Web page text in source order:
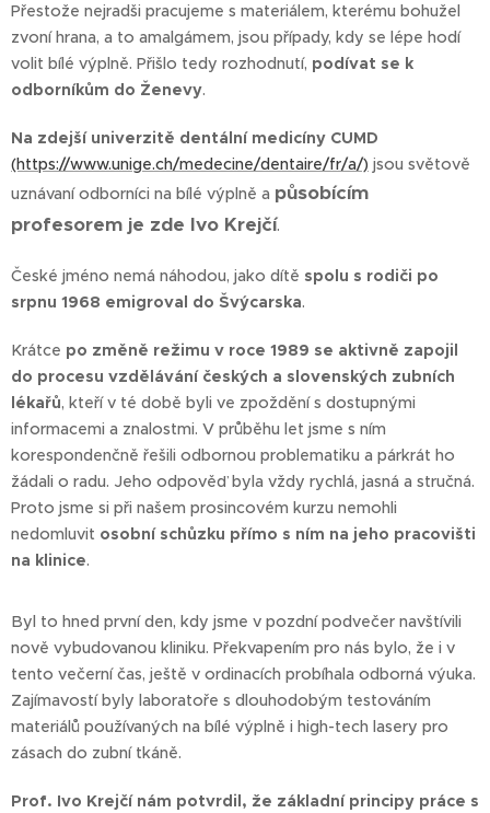
Přestože nejradši pracujeme s materiálem, kterému bohužel
zvoní hrana, a to amalgámem, jsou případy, kdy se lépe hodí
volit bílé výplně. Přišlo tedy rozhodnutí, podívat se k
odborníkům do Ženevy.
Na zdejší univerzitě dentální medicíny CUMD
(https://www.unige.ch/medecine/dentaire/fr/a/) jsou světově
uznávaní odborníci na bílé výplně a působícím
profesorem je zde Ivo Krejčí.
České jméno nemá náhodou, jako dítě spolu s rodiči po
srpnu 1968 emigroval do Švýcarska.
Krátce po změně režimu v roce 1989 se aktivně zapojil
do procesu vzdělávání českých a slovenských zubních
lékařů, kteří v té době byli ve zpoždění s dostupnými
informacemi a znalostmi. V průběhu let jsme s ním
korespondenčně řešili odbornou problematiku a párkrát ho
žádali o radu. Jeho odpověď byla vždy rychlá, jasná a stručná.
Proto jsme si při našem prosincovém kurzu nemohli
nedomluvit osobní schůzku přímo s ním na jeho pracovišti
na klinice.
Byl to hned první den, kdy jsme v pozdní podvečer navštívili
nově vybudovanou kliniku. Překvapením pro nás bylo, že i v
tento večerní čas, ještě v ordinacích probíhala odborná výuka.
Zajímavostí byly laboratoře s dlouhodobým testováním
materiálů používaných na bílé výplně i high-tech lasery pro
zásach do zubní tkáně.
Prof. Ivo Krejčí nám potvrdil, že základní principy práce s